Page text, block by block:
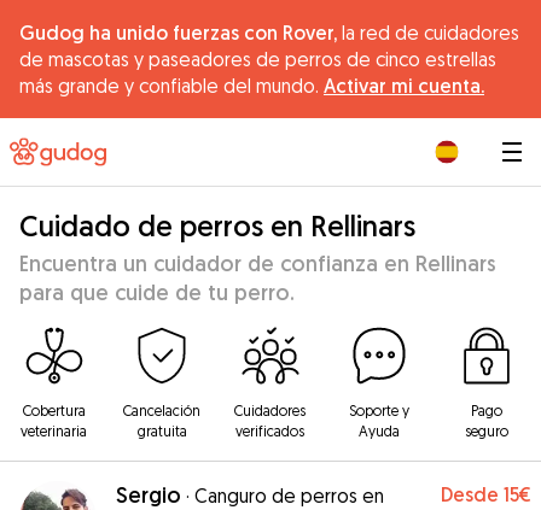
Gudog ha unido fuerzas con Rover, la red de cuidadores
de mascotas y paseadores de perros de cinco estrellas
más grande y confiable del mundo. Activar mi cuenta.
Cuidado de perros en Rellinars
Encuentra un cuidador de confianza en Rellinars
para que cuide de tu perro.
Cobertura
veterinaria
Cancelación
gratuita
Cuidadores
verificados
Soporte y
Ayuda
Pago
seguro
Sergio · Canguro de perros en
Desde 15€